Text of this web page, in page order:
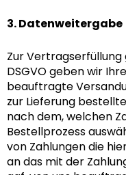
3. Datenweitergabe
Zur Vertragserfüllung
DSGVO geben wir
beauftragte
zur Lieferung
nach dem, welchen
Bestellprozess
von Zahlungen die
an das mit der